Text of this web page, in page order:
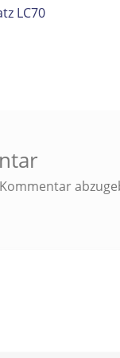
LC70